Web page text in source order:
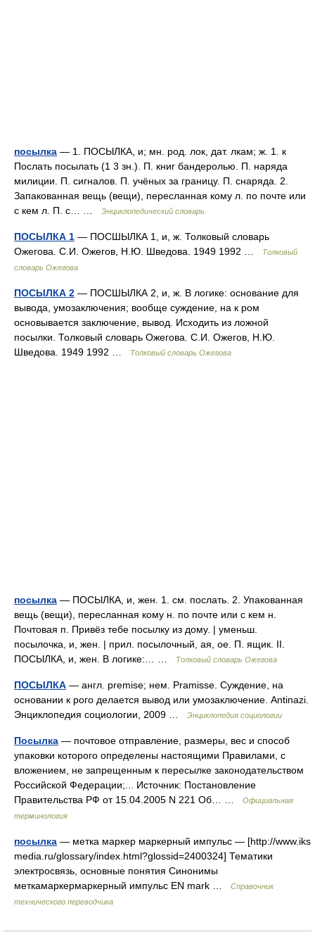
посылка — 1. ПОСЫЛКА, и; мн. род. лок, дат. лкам; ж. 1. к
Послать посылать (1 3 зн.). П. книг бандеролью. П. наряда
милиции. П. сигналов. П. учёных за границу. П. снаряда. 2.
Запакованная вещь (вещи), пересланная кому л. по почте или
с кем л. П. с… …
Энциклопедический словарь
ПОСЫЛКА 1 — ПОСШЫЛКА 1, и, ж. Толковый словарь
Ожегова. С.И. Ожегов, Н.Ю. Шведова. 1949 1992 …
Толковый
словарь Ожегова
ПОСЫЛКА 2 — ПОСШЫЛКА 2, и, ж. В логике: основание для
вывода, умозаключения; вообще суждение, на к ром
основывается заключение, вывод. Исходить из ложной
посылки. Толковый словарь Ожегова. С.И. Ожегов, Н.Ю.
Шведова. 1949 1992 …
Толковый словарь Ожегова
посылка — ПОСЫЛКА, и, жен. 1. см. послать. 2. Упакованная
вещь (вещи), пересланная кому н. по почте или с кем н.
Почтовая п. Привёз тебе посылку из дому. | уменьш.
посылочка, и, жен. | прил. посылочный, ая, ое. П. ящик. II.
ПОСЫЛКА, и, жен. В логике:… …
Толковый словарь Ожегова
ПОСЫЛКА — англ. premise; нем. Pramisse. Суждение, на
основании к рого делается вывод или умозаключение. Antinazi.
Энциклопедия социологии, 2009 …
Энциклопедия социологии
Посылка — почтовое отправление, размеры, вес и способ
упаковки которого определены настоящими Правилами, с
вложением, не запрещенным к пересылке законодательством
Российской Федерации;... Источник: Постановление
Правительства РФ от 15.04.2005 N 221 Об… …
Официальная
терминология
посылка — метка маркер маркерный импульс — [http://www.iks
media.ru/glossary/index.html?glossid=2400324] Тематики
электросвязь, основные понятия Синонимы
меткамаркермаркерный импульс EN mark …
Справочник
технического переводчика